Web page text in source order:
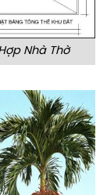
Nhà Thờ